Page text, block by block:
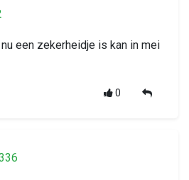
een zekerheidje is kan in mei
0